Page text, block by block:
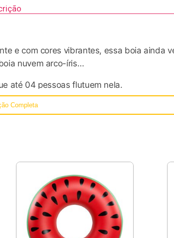
e com cores vibrantes, essa boia ainda
nuvem arco-íris…
até 04 pessoas flutuem nela.
a atenção de todos e arrase nas redes
há anos, as boias gigantes mais
nacional a oferecer mais de 50 modelos
a importância da supervisão direta de
Nossos produtos também são
Completa